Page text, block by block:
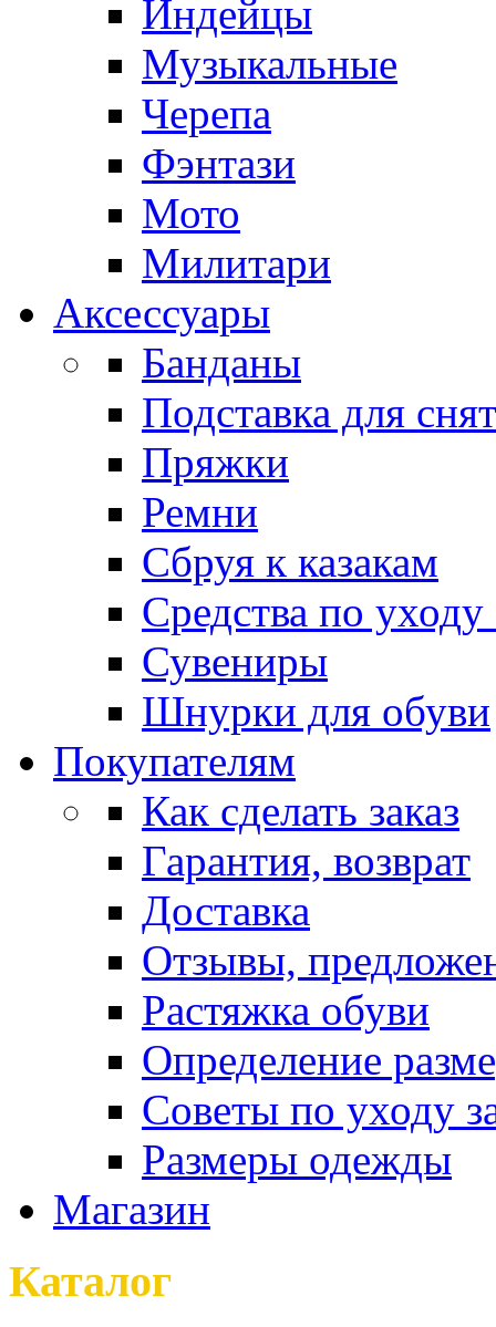
Индейцы
Музыкальные
Черепа
Фэнтази
Мото
Милитари
Аксессуары
Банданы
Подставка для
Пряжки
Ремни
Сбруя к казакам
Средства по
Сувениры
Шнурки для обуви
Покупателям
Как сделать заказ
Гарантия, возврат
Доставка
Отзывы,
Растяжка обуви
Определение
Советы по уходу
Размеры одежды
Магазин
Каталог